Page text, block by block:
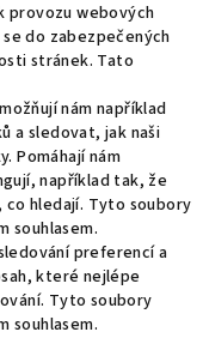
provozu webových
do zabezpečených
stránek. Tato
nám například
a sledovat, jak naši
Pomáhají nám
například tak, že
co hledají. Tyto soubory
souhlasem.
preferencí a
které nejlépe
Tyto soubory
souhlasem.